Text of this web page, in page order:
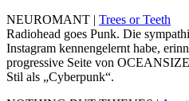
NEUROMANT | Trees or Teeth
Radiohead goes Punk. Die
Instagram kennengelernt habe,
progressive Seite von
Stil als „Cyberpunk“.